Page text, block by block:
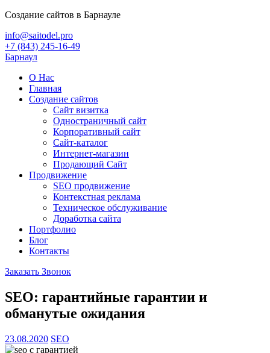
Создание сайтов в Барнауле
info@saitodel.pro
+7 (843) 245-16-49
Барнаул
О Нас
Главная
Создание сайтов
Сайт визитка
Одностраничный сайт
Корпоративный сайт
Сайт-каталог
Интернет-магазин
Продающий Сайт
Продвижение
SEO продвижение
Контекстная реклама
Техническое обслуживание
Доработка сайта
Портфолио
Блог
Контакты
Заказать Звонок
SEO: гарантийные гарантии и
обманутые ожидания
23.08.2020 SEO